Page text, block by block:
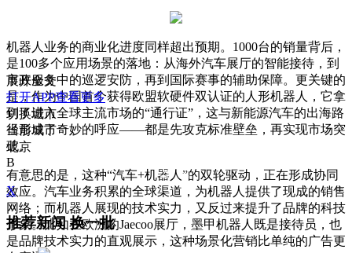
机器人业务的商业化进度同样超出预期。1000台的销量背后，
是100多个应用场景的落地：从海外汽车展厅的智能接待，到
市政服务中的巡逻安防，再到国际赛事的辅助保障。更关键的
是，作为中国首个获得欧盟软硬件双认证的人形机器人，它拿
到了进入全球主流市场的“通行证”，这与新能源汽车的出海路
径形成了奇妙的呼应——都是先攻克标准壁垒，再实现市场突
破。
有意思的是，这种“汽车+机器人”的双轮驱动，正在形成协同
效应。汽车业务积累的全球渠道，为机器人提供了现成的销售
网络；而机器人展现的技术实力，又反过来提升了品牌的科技
形象。比如在欧洲的Jaecoo展厅，墨甲机器人既是接待员，也
是品牌技术实力的直观展示，这种场景化营销比单纯的广告更
展开全文
打开APP查看更多
切换城市
当前城市
北京
B
X
推荐新闻换一批